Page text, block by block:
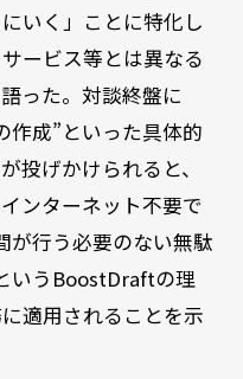
いく」ことに特化し
ービス等とは異なる
った。対談終盤に
作成”といった具体的
投げかけられると、
ンターネット不要で
が行う必要のない無駄
いうBoostDraftの理
適用されることを示